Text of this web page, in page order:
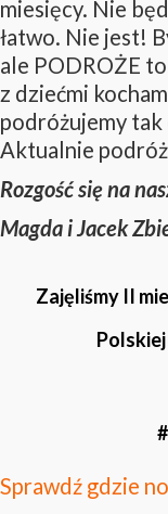
miesięcy. Nie
łatwo. Nie jest!
ale PODROŻE
z dziećmi
podróżujemy tak
Aktualnie
Rozgość się na
Magda i Jacek
Zajęliśmy II
Sprawdź gdzie